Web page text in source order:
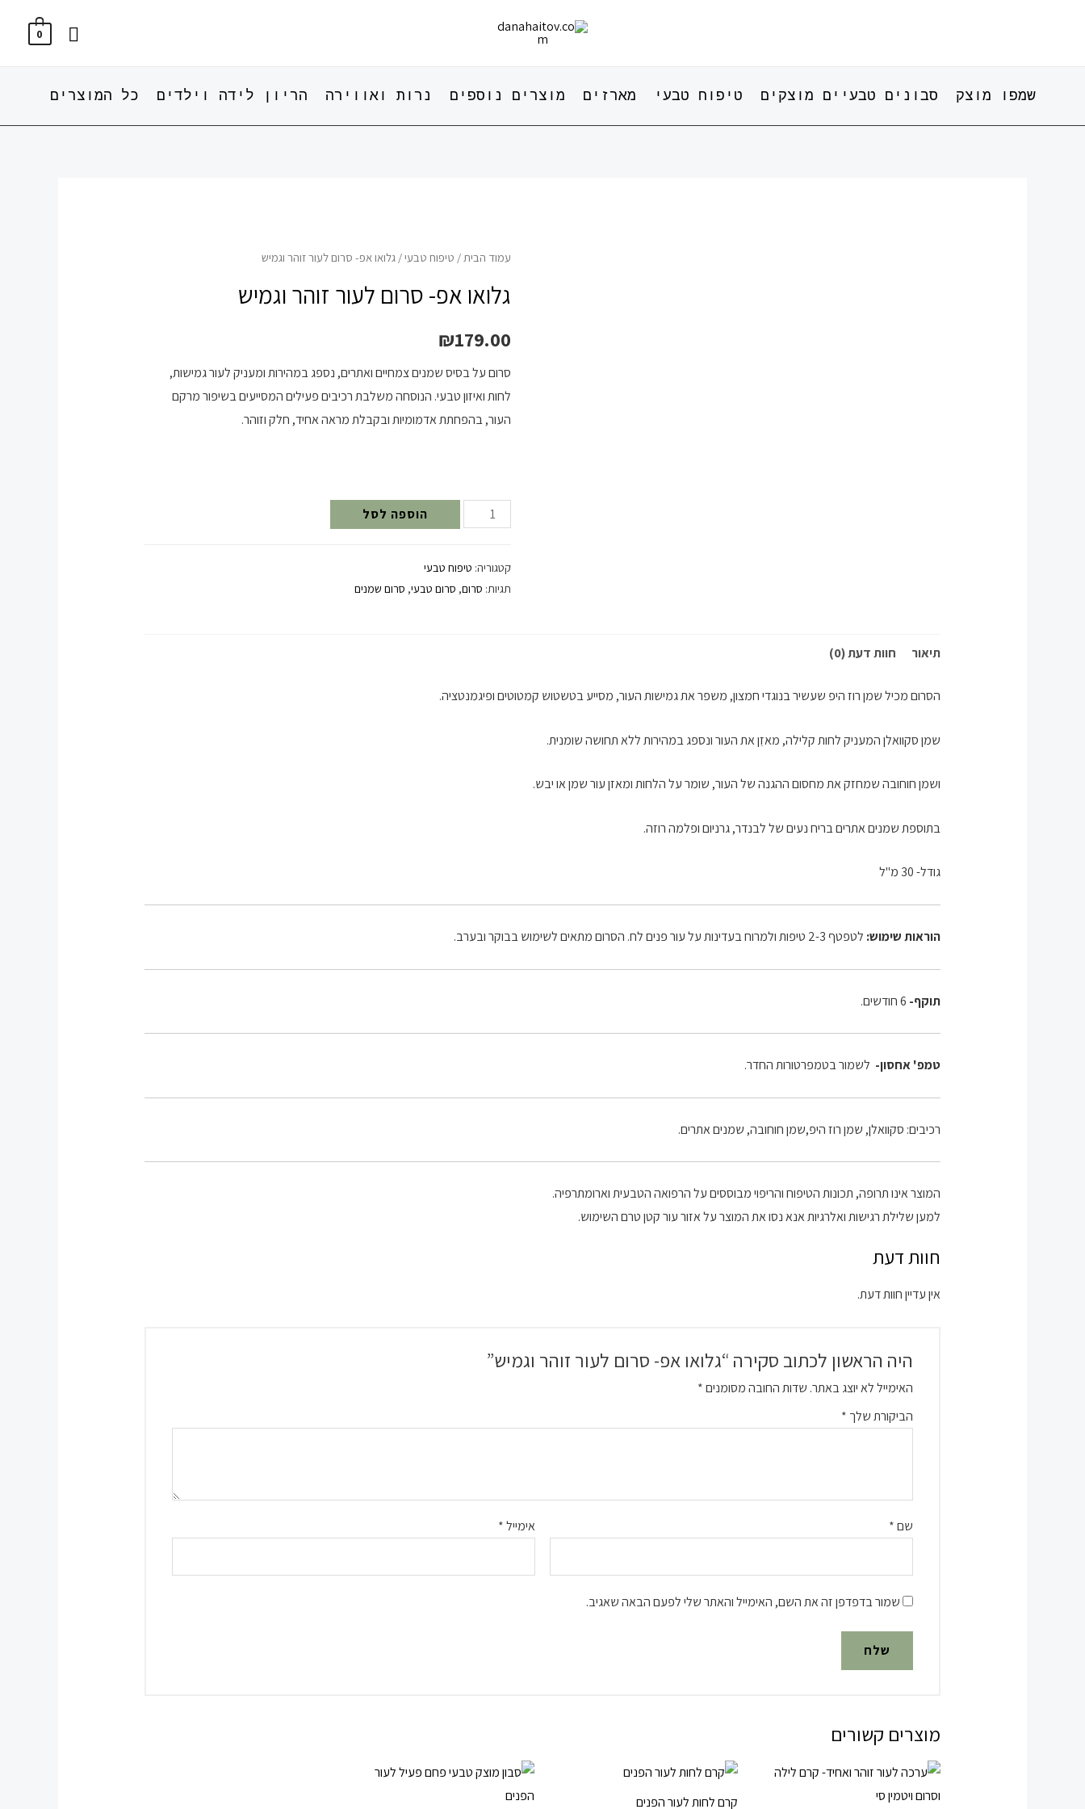
חיפוש
0
שמפו מוצק סבונים טבעיים מוצקים טיפוח טבעי מארזים מוצרים נוספים נרות ואווירה הריון לידה וילדים כל המוצרים
עמוד הבית/ טיפוח טבעי/ גלואו אפ- סרום לעור זוהר וגמיש
גלואו אפ- סרום לעור זוהר וגמיש
₪179.00
סרום על בסיס שמנים צמחיים ואתרים, נספג במהירות ומעניק לעור גמישות,
לחות ואיזון טבעי. הנוסחה משלבת רכיבים פעילים המסייעים בשיפור מרקם
העור, בהפחתת אדמומיות ובקבלת מראה אחיד, חלק וזוהר.
כמות
הוספה לסל
קטגוריה: טיפוח טבעי
תגיות: סרום, סרום טבעי, סרום שמנים
תיאור חוות דעת (0)
הסרום מכיל שמן רוז היפ שעשיר בנוגדי חמצון, משפר את גמישות העור, מסייע בטשטוש קמטוטים ופיגמנטציה.
שמןסקוואלןהמעניק לחות קלילה, מאזֵן את העור ונספג במהירות ללא תחושה שומנית.
ושמן חוחובהשמחזק את מחסום ההגנה של העור, שומר על הלחות ומאזן עור שמן או יבש.
בתוספת שמנים אתרים בריח נעים של לבנדר, גרניום ופלמה רוזה.
גודל- 30 מ"ל
הוראות שימוש: לטפטף 2-3 טיפות ולמרוח בעדינות על עור פנים לח. הסרום מתאים לשימוש בבוקר ובערב.
תוקף- 6 חודשים.
טמפ' אחסון- לשמור בטמפרטורות החדר.
רכיבים: סקוואלן, שמן רוז היפ,שמן חוחובה, שמנים אתרים.
המוצר אינו תרופה, תכונות הטיפוח והריפוי מבוססים על הרפואה הטבעית וארומתרפיה.
למען שלילת רגישות ואלרגיות אנא נסו את המוצר על אזור עור קטן טרם השימוש.
חוות דעת
אין עדיין חוות דעת.
היה הראשון לכתוב סקירה “גלואו אפ- סרום לעור זוהר וגמיש”
האימייל לא יוצג באתר. שדות החובה מסומנים*
הביקורת שלך *
שם* אימייל*
שמור בדפדפן זה את השם, האימייל והאתר שלי לפעם הבאה שאגיב.
מוצרים קשורים
קרם לחות לעור הפנים